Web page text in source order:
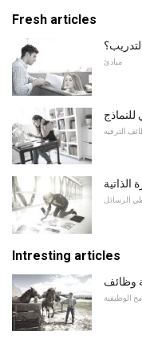
Fresh articles
مبادئ
للنماذج
الترفيه
الرسائل
Intresting articles
وظائف
الوظيفية